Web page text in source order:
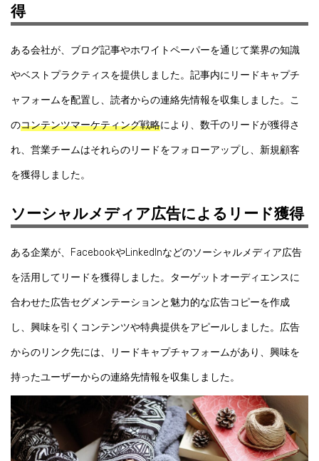
得
ある会社が、ブログ記事やホワイトペーパーを通じて業界の知識
やベストプラクティスを提供しました。記事内にリードキャプチ
ャフォームを配置し、読者からの連絡先情報を収集しました。こ
のコンテンツマーケティング戦略により、数千のリードが獲得さ
れ、営業チームはそれらのリードをフォローアップし、新規顧客
を獲得しました。
ソーシャルメディア広告によるリード獲得
ある企業が、FacebookやLinkedInなどのソーシャルメディア広告
を活用してリードを獲得しました。ターゲットオーディエンスに
合わせた広告セグメンテーションと魅力的な広告コピーを作成
し、興味を引くコンテンツや特典提供をアピールしました。広告
からのリンク先には、リードキャプチャフォームがあり、興味を
持ったユーザーからの連絡先情報を収集しました。